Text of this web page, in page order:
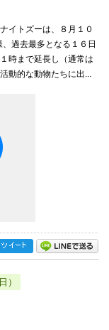
イトズーは、８月１０
過去最多となる１６日
時まで延長し（通常は
動的な動物たちに出...
）